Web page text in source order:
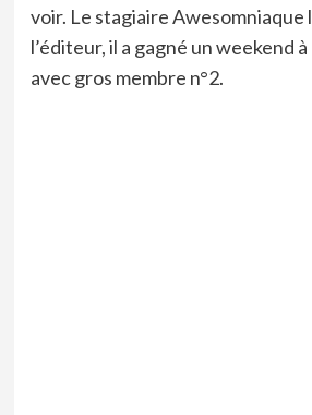
voir. Le stagiaire Awesomniaque
l’éditeur, il a gagné un weekend
avec gros membre n°2.